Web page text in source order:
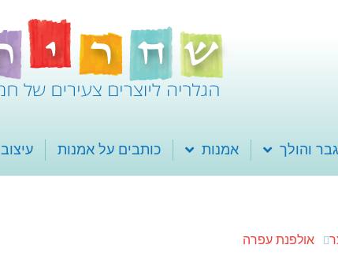
והולך אמנות כותבים על אמנות עיצוב
אולפנת עפרה